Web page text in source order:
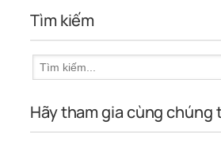
Tìm kiếm
Hãy tham gia cùng chúng